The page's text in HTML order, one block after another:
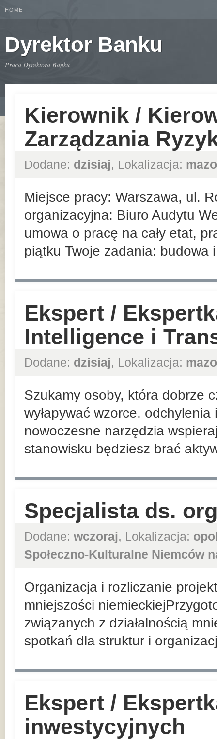
HOME
Dyrektor Banku
Praca Dyrektora Banku
Kierownik /
Zarządzania
Dodane: dzisiaj, Lokalizacja:
Miejsce pracy: Warszawa, ul.
organizacyjna: Biuro Audytu
umowa o pracę na cały etat,
piątku Twoje zadania: budowa
Ekspert /
Intelligence i
Dodane: dzisiaj, Lokalizacja:
Szukamy osoby, która dobrze
wyłapywać wzorce,
nowoczesne narzędzia
stanowisku będziesz brać
Specjalista ds.
Dodane: wczoraj, Lokalizacja:
Społeczno-Kulturalne Niemców
Organizacja i rozliczanie
mniejszości
związanych z działalnością
spotkań dla struktur i
Ekspert /
inwestycyjnych